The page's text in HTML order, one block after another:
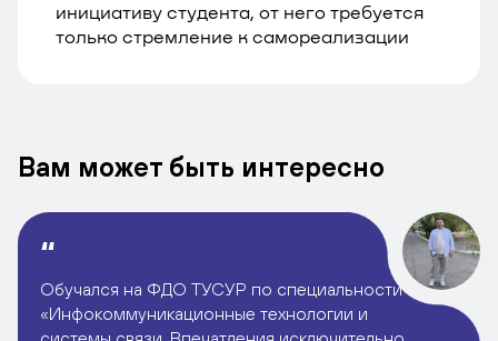
инициативу студента, от него требуется
только стремление к самореализации
Вам может быть интересно
Обучался на ФДО ТУСУР по специальности
«Инфокоммуникационные технологии и